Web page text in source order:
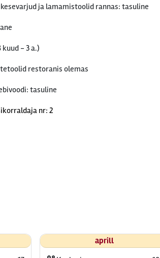
ja lamamistoolid rannas: tasuline
kuud - 3 a.)
restoranis olemas
tasuline
nr: 2
aprill